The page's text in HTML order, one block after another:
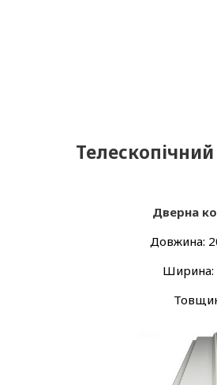
Дверна
Довжина:
Ширина: